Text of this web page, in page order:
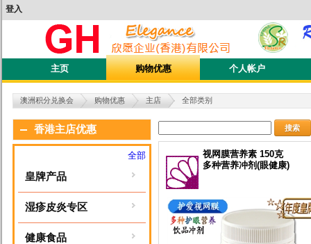
登入
主页 购物优惠 个人帐户
澳洲积分兑换会 购物优惠 主店 全部类别
香港主店优惠
全部
皇牌产品
湿疹皮炎专区
健康食品
搜索
视网膜营养素 150克
多种营养冲剂(眼健康)